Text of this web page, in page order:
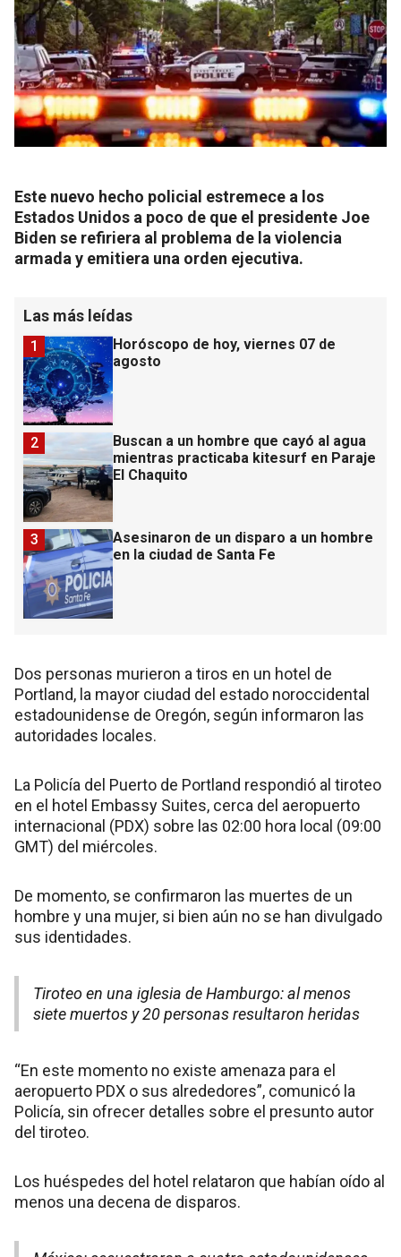
Este nuevo hecho policial estremece a los
Estados Unidos a poco de que el presidente Joe
Biden se refiriera al problema de la violencia
armada y emitiera una orden ejecutiva.
Las más leídas
Horóscopo de hoy, viernes 07 de
agosto
1
Buscan a un hombre que cayó al agua
mientras practicaba kitesurf en Paraje
El Chaquito
2
Asesinaron de un disparo a un hombre
en la ciudad de Santa Fe
3
Dos personas murieron a tiros en un hotel de
Portland, la mayor ciudad del estado noroccidental
estadounidense de Oregón, según informaron las
autoridades locales.
La Policía del Puerto de Portland respondió al tiroteo
en el hotel Embassy Suites, cerca del aeropuerto
internacional (PDX) sobre las 02:00 hora local (09:00
GMT) del miércoles.
De momento, se confirmaron las muertes de un
hombre y una mujer, si bien aún no se han divulgado
sus identidades.
Tiroteo en una iglesia de Hamburgo: al menos
siete muertos y 20 personas resultaron heridas
“En este momento no existe amenaza para el
aeropuerto PDX o sus alrededores”, comunicó la
Policía, sin ofrecer detalles sobre el presunto autor
del tiroteo.
Los huéspedes del hotel relataron que habían oído al
menos una decena de disparos.